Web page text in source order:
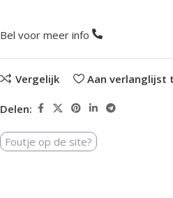
Bel voor meer info
Vergelijk Aan verlanglijst
Delen:
Foutje op de site?